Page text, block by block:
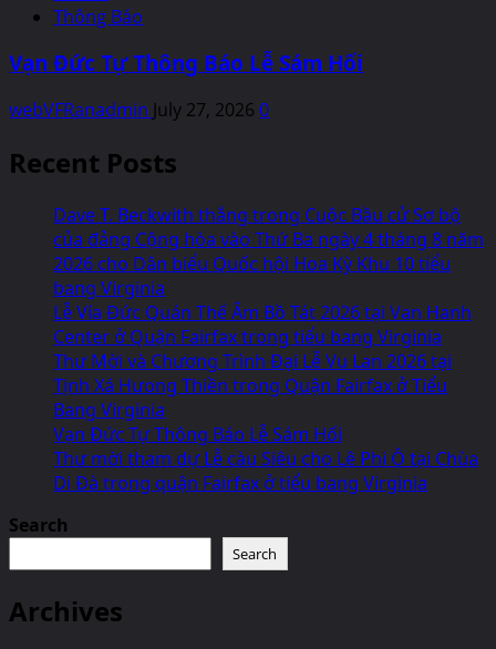
Thông Báo
Vạn Đức Tự Thông Báo Lễ Sám Hối
webVFRanadmin July 27, 2026 0
Recent Posts
Dave T. Beckwith thắng trong Cuộc Bầu cử Sơ bộ
của đảng Cộng hòa vào Thứ Ba ngày 4 tháng 8 năm
2026 cho Dân biểu Quốc hội Hoa Kỳ Khu 10 tiểu
bang Virginia
Lễ Vía Đức Quán Thế Âm Bồ Tát 2026 tại Van Hanh
Center ở Quận Fairfax trong tiểu bang Virginia
Thư Mời và Chương Trình Đại Lễ Vu Lan 2026 tại
Tịnh Xá Hưong Thiền trong Quận Fairfax ở Tiểu
Bang Virginia
Vạn Đức Tự Thông Báo Lễ Sám Hối
Thư mời tham dự Lễ càu Siêu cho Lê Phi Ô tại Chùa
Di Đà trong quận Fairfax ở tiểu bang Virginia
Search
Search
Archives